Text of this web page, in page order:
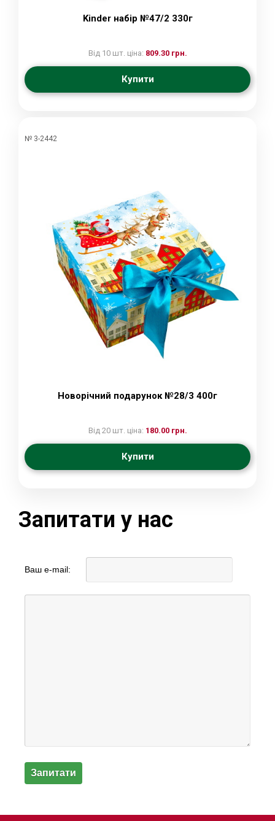
Kinder набір №47/2 330г
Від 10 шт. ціна: 809.30 грн.
Купити
№ 3-2442
Новорічний подарунок №28/3 400г
Від 20 шт. ціна: 180.00 грн.
Купити
Запитати у нас
Ваш e-mail: